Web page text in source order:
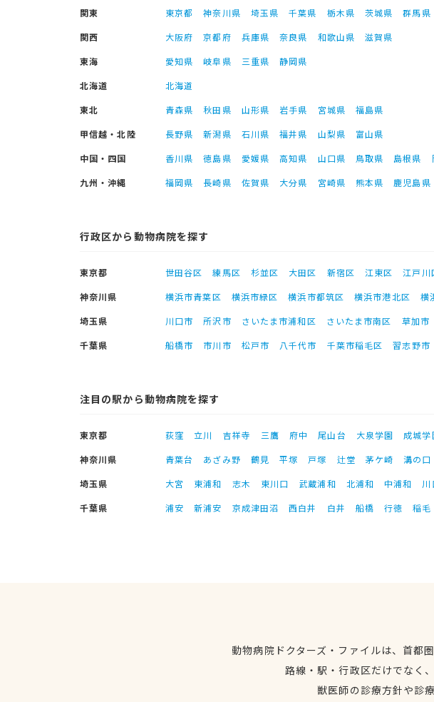
関東 東京都 神奈川県 埼玉県 千葉県 栃木県 茨城県
群馬県
関西
大阪府 京都府 兵庫県 奈良県 和歌山県
滋賀県
東海
愛知県 岐阜県 三重県
静岡県
北海道
北海道
東北
青森県 秋田県 山形県 岩手県 宮城県
福島県
甲信越・北陸
長野県 新潟県 石川県 福井県 山梨県
富山県
中国・四国
香川県 徳島県 愛媛県 高知県 山口県 鳥取県 島根県
九州・沖縄
福岡県 長崎県 佐賀県 大分県 宮崎県 熊本県 鹿児島県
行政区から動物病院を探す
東京都 世田谷区 練馬区 杉並区 大田区 新宿区 江東区 江戸川
神奈川県
横浜市青葉区 横浜市緑区 横浜市都筑区 横浜市港北区 横
埼玉県
川口市 所沢市 さいたま市浦和区 さいたま市南区 草加市
千葉県
船橋市 市川市 松戸市 八千代市 千葉市稲毛区 習志野市
注目の駅から動物病院を探す
東京都 荻窪 立川 吉祥寺 三鷹 府中 尾山台 大泉学園 成城学
神奈川県
青葉台 あざみ野 鶴見 平塚 戸塚 辻堂 茅ケ崎
溝の口
埼玉県
大宮 東浦和 志木 東川口 武蔵浦和 北浦和 中浦和
川
千葉県
浦安 新浦安 京成津田沼 西白井 白井 船橋 行徳 稲毛
動物病院ドクターズ・ファイルは、首都
路線・駅・行政区だけでなく
獣医師の診療方針や診